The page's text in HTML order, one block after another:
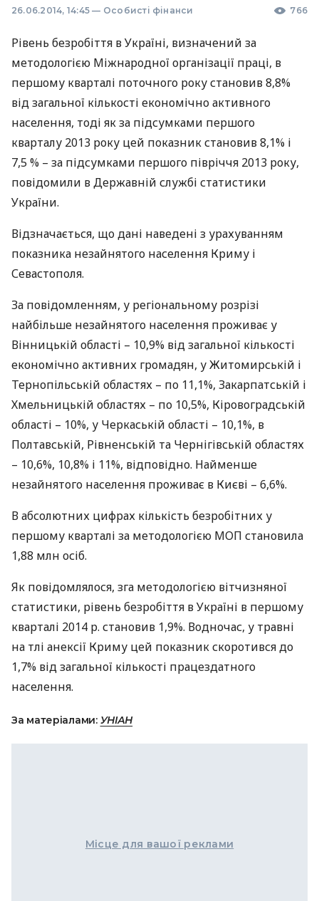
26.06.2014, 14:45 — Особисті фінанси 766
Рівень безробіття в Україні, визначений за
методологією Міжнародної організації праці, в
першому кварталі поточного року становив 8,8%
від загальної кількості економічно активного
населення, тоді як за підсумками першого
кварталу 2013 року цей показник становив 8,1% і
7,5 % – за підсумками першого півріччя 2013 року,
повідомили в Державній службі статистики
України.
Відзначається, що дані наведені з урахуванням
показника незайнятого населення Криму і
Севастополя.
За повідомленням, у регіональному розрізі
найбільше незайнятого населення проживає у
Вінницькій області – 10,9% від загальної кількості
економічно активних громадян, у Житомирській і
Тернопільській областях – по 11,1%, Закарпатській і
Хмельницькій областях – по 10,5%, Кіровоградській
області – 10%, у Черкаській області – 10,1%, в ​​
Полтавській, Рівненській та Чернігівській областях
– 10,6%, 10,8% і 11%, відповідно. Найменше
незайнятого населення проживає в Києві – 6,6%.
В абсолютних цифрах кількість безробітних у
першому кварталі за методологією МОП становила
1,88 млн осіб.
Як повідомлялося, зга методологією вітчизняної
статистики, рівень безробіття в Україні в першому
кварталі 2014 р. становив 1,9%. Водночас, у травні
на тлі анексії Криму цей показник скоротився до
1,7% від загальної кількості працездатного
населення.
За матеріалами: УНІАН
Місце для вашої реклами